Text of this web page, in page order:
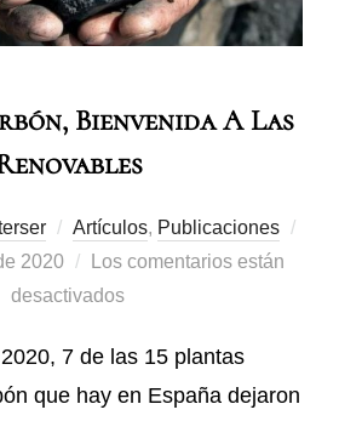
Bienvenida A Las
Artículos, Publicaciones
2020
Los comentarios están
desactivados
7 de las 15 plantas
que hay en España dejaron